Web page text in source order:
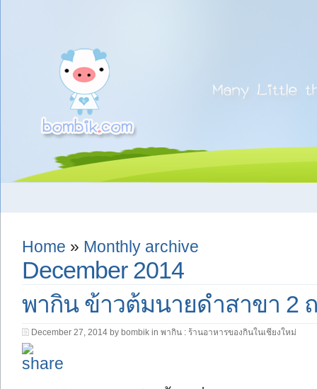
Home » Monthly archive
December 2014
พากิน ข้าวต้มนายดำสาขา 2
December 27, 2014 by bombik in พากิน : ร้านอาหารของกินในเชียงใหม่